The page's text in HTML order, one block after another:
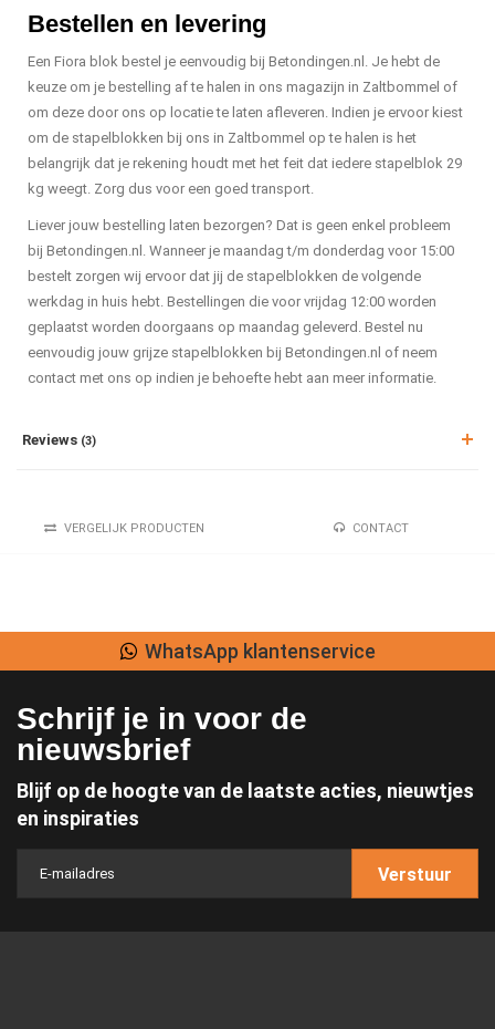
Bestellen en levering
Een Fiora blok bestel je eenvoudig bij Betondingen.nl. Je hebt de
keuze om je bestelling af te halen in ons magazijn in Zaltbommel of
om deze door ons op locatie te laten afleveren. Indien je ervoor kiest
om de stapelblokken bij ons in Zaltbommel op te halen is het
belangrijk dat je rekening houdt met het feit dat iedere stapelblok 29
kg weegt. Zorg dus voor een goed transport.
Liever jouw bestelling laten bezorgen? Dat is geen enkel probleem
bij Betondingen.nl. Wanneer je maandag t/m donderdag voor 15:00
bestelt zorgen wij ervoor dat jij de stapelblokken de volgende
werkdag in huis hebt. Bestellingen die voor vrijdag 12:00 worden
geplaatst worden doorgaans op maandag geleverd. Bestel nu
eenvoudig jouw grijze stapelblokken bij Betondingen.nl of neem
contact met ons op indien je behoefte hebt aan meer informatie.
Reviews (3)
VERGELIJK PRODUCTEN CONTACT
WhatsApp klantenservice
Schrijf je in voor de
nieuwsbrief
Blijf op de hoogte van de laatste acties, nieuwtjes
en inspiraties
Verstuur